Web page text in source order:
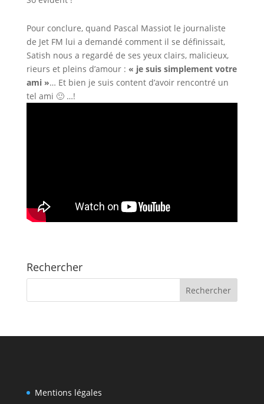
Pour conclure, quand Pascal Massiot le journaliste
de Jet FM lui a demandé comment il se définissait,
Satish nous a regardé de ses yeux clairs, malicieux,
rieurs et pleins d’amour : « je suis simplement votre
ami »… Et bien je suis content d’avoir rencontré un
tel ami 🙂 …!
Rechercher
Mentions légales